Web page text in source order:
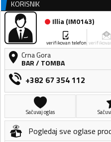
KORISNIK
Illia(IM0143)
verifikovan telefon
Crna Gora
BAR/ TOMBA
+382 67 354 112
Sačuvaj oglas
Pogledaj sve oglase